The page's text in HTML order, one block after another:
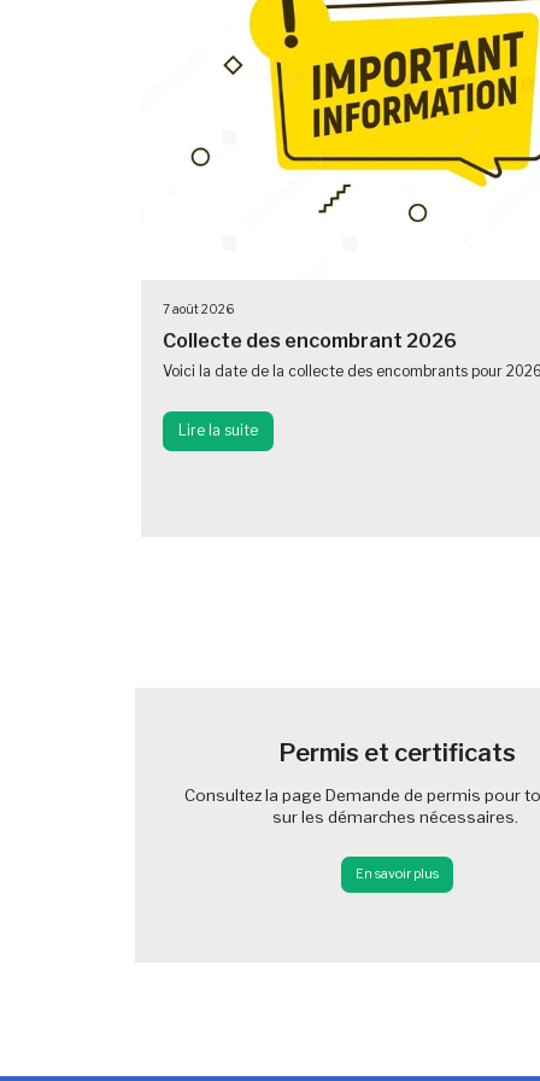
7 août 2026
Collecte des encombrant 2026
Voici la date de la collecte des encombrants pour
Lire la suite
Permis et certificats
Consultez la page Demande de permis pour
sur les démarches nécessaires.
En savoir plus